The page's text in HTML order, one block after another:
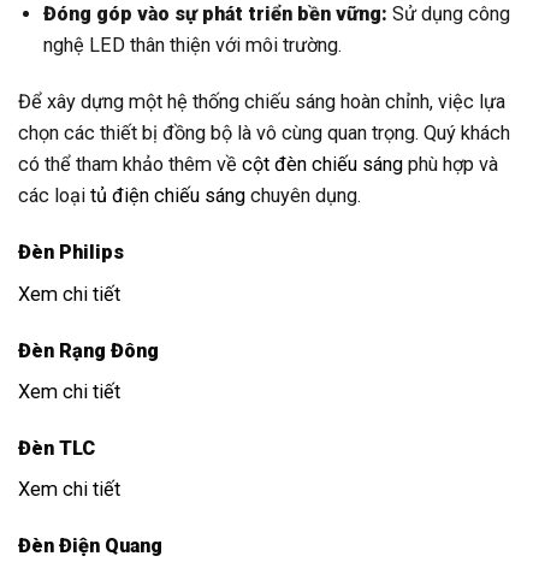
Đóng góp vào sự phát triển bền vững: Sử dụng công
nghệ LED thân thiện với môi trường.
Để xây dựng một hệ thống chiếu sáng hoàn chỉnh, việc lựa
chọn các thiết bị đồng bộ là vô cùng quan trọng. Quý khách
có thể tham khảo thêm về cột đèn chiếu sáng phù hợp và
các loại tủ điện chiếu sáng chuyên dụng.
Đèn Philips
Xem chi tiết
Đèn Rạng Đông
Xem chi tiết
Đèn TLC
Xem chi tiết
Đèn Điện Quang